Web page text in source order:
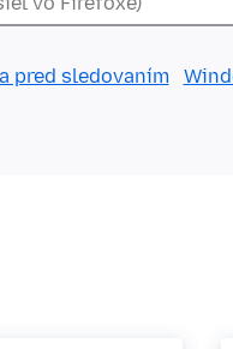
pred sledovaním